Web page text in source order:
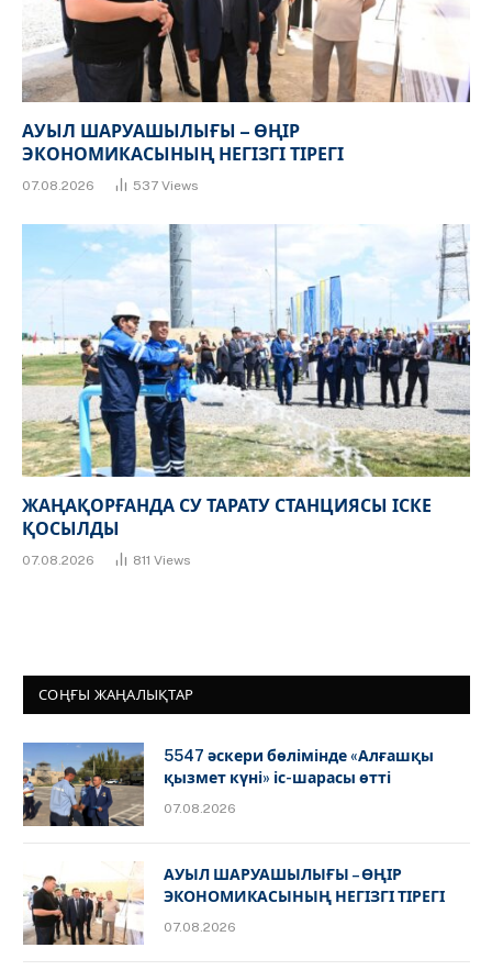
АУЫЛ ШАРУАШЫЛЫҒЫ – ӨҢІР
ЭКОНОМИКАСЫНЫҢ НЕГІЗГІ ТІРЕГІ
07.08.2026 537 Views
ЖАҢАҚОРҒАНДА СУ ТАРАТУ СТАНЦИЯСЫ ІСКЕ
ҚОСЫЛДЫ
07.08.2026 811 Views
СОҢҒЫ ЖАҢАЛЫҚТАР
5547 әскери бөлімінде «Алғашқы
қызмет күні» іс-шарасы өтті
07.08.2026
АУЫЛ ШАРУАШЫЛЫҒЫ – ӨҢІР
ЭКОНОМИКАСЫНЫҢ НЕГІЗГІ ТІРЕГІ
07.08.2026